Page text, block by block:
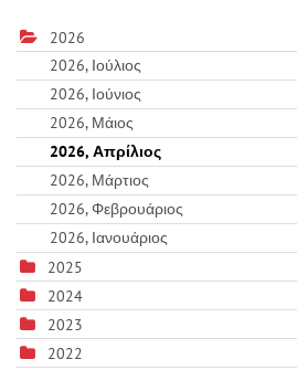
2026
2026, Ιούλιος
2026, Ιούνιος
2026, Μάιος
2026, Απρίλιος
2026, Μάρτιος
2026, Φεβρουάριος
2026, Ιανουάριος
2025
2024
2023
2022